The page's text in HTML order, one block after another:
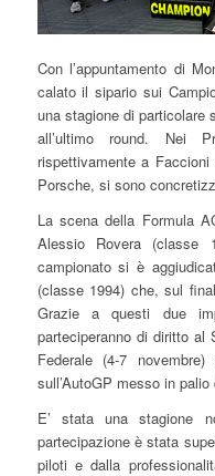
Con l’appuntamento di
calato il sipario sui
una stagione di particolare
all’ultimo round. Nei
rispettivamente a
Porsche, si sono
La scena della Formula
Alessio Rovera
campionato si è
(classe 1994) che, sul
Grazie a questi due
parteciperanno di diritto al
Federale (4-7
sull’AutoGP messo in
E’ stata una stagione
partecipazione è stata
piloti e dalla